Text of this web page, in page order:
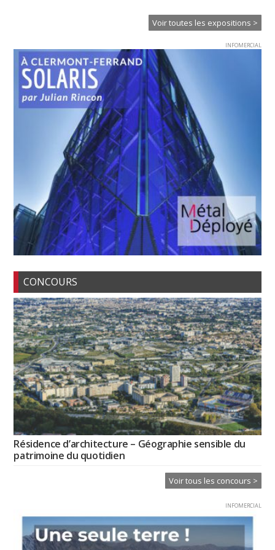
Voir toutes les expositions >
INFOMERCIAL
CONCOURS
Résidence d’architecture – Géographie sensible du
patrimoine du quotidien
Voir tous les concours >
INFOMERCIAL